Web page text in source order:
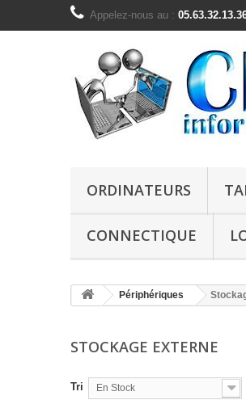
Appelez-nous au :
ORDINATEURS
CONNECTIQUE
Périphériques
STOCKAGE EXTERNE
Tri En Stock